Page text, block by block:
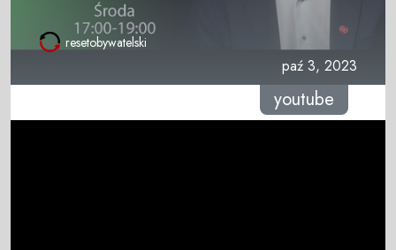
resetobywatelski
paź 3, 2023
youtube